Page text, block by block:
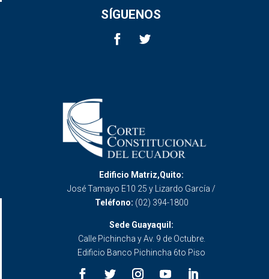
SÍGUENOS
Edificio Matriz,Quito:
José Tamayo E10 25 y Lizardo García /
Teléfono: (02) 394-1800
Sede Guayaquil:
Calle Pichincha y Av. 9 de Octubre.
Edificio Banco Pichincha 6to Piso